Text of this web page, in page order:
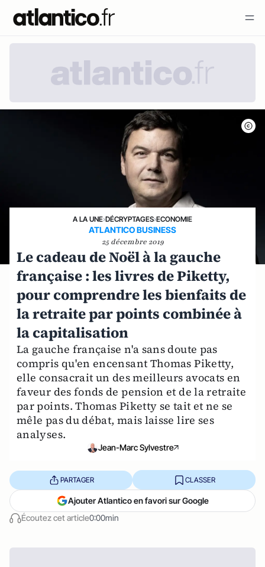
A LA UNE›DÉCRYPTAGES›ECONOMIE
ATLANTICO BUSINESS
25 décembre 2019
Le cadeau de Noël à la gauche
française : les livres de Piketty,
pour comprendre les bienfaits de
la retraite par points combinée à
la capitalisation
La gauche française n'a sans doute pas
compris qu'en encensant Thomas Piketty,
elle consacrait un des meilleurs avocats en
faveur des fonds de pension et de la retraite
par points. Thomas Piketty se tait et ne se
mêle pas du débat, mais laisse lire ses
analyses.
Jean-Marc Sylvestre
Écoutez cet article0:00min
PARTAGER CLASSER
Ajouter Atlantico en favori sur Google